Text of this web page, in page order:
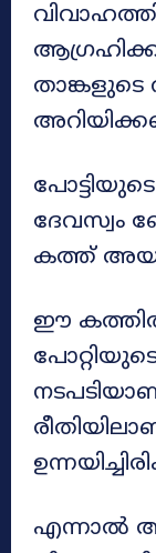
താങ്കളുടെ
ദേവസ്വം
കത്ത്
ഈ
എന്നാൽ